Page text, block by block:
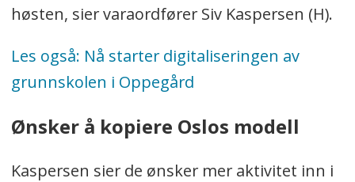
høsten, sier varaordfører Siv Kaspersen (H).
Les også: Nå starter digitaliseringen av
grunnskolen i Oppegård
Ønsker å kopiere Oslos modell
Kaspersen sier de ønsker mer aktivitet inn i